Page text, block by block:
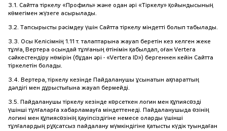
3.1. Сайтта тіркелу «Профиль» және одан әрі «Тіркелу» қойындысының
көмегімен жүзеге асырылады.
3.2. Тапсырысты рәсімдеу үшін Сайтта тіркелу міндетті болып табылады.
3.3. Осы Келісімнің 1.11 т. талаптарына жауап беретін кез келген жеке
тұлға, Вертера осындай тұлғаның өтінімін қабылдап, оған Vertera
сәйкестендіру нөмірін (бұдан әрі - «Vertera ID») бергеннен кейін Сайтта
тіркелетін болады.
3.4. Вертера, тіркелу кезінде Пайдаланушы ұсынатын ақпараттың
дәлдігі мен дұрыстығына жауап бермейді.
3.5. Пайдаланушы тіркелу кезінде көрсеткен логин мен құпиясөзді
үшінші тұлғаларға хабарламауға міндеттенеді. Пайдаланушыда өзінің
логині мен құпиясөзінің қауіпсіздігіне немесе оларды үшінші
тұлғалардың рұқсатсыз пайдалану мүмкіндігіне қатысты күдік туындаған